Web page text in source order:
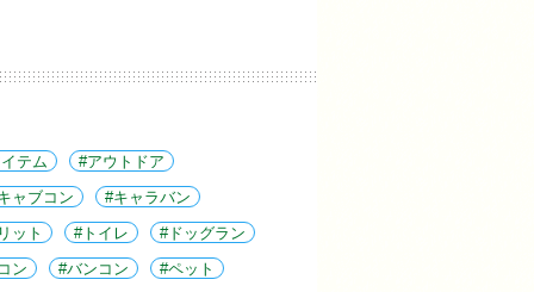
テム アウトドア
ャブコン キャラバン
ット トイレ ドッグラン
ン バンコン ペット